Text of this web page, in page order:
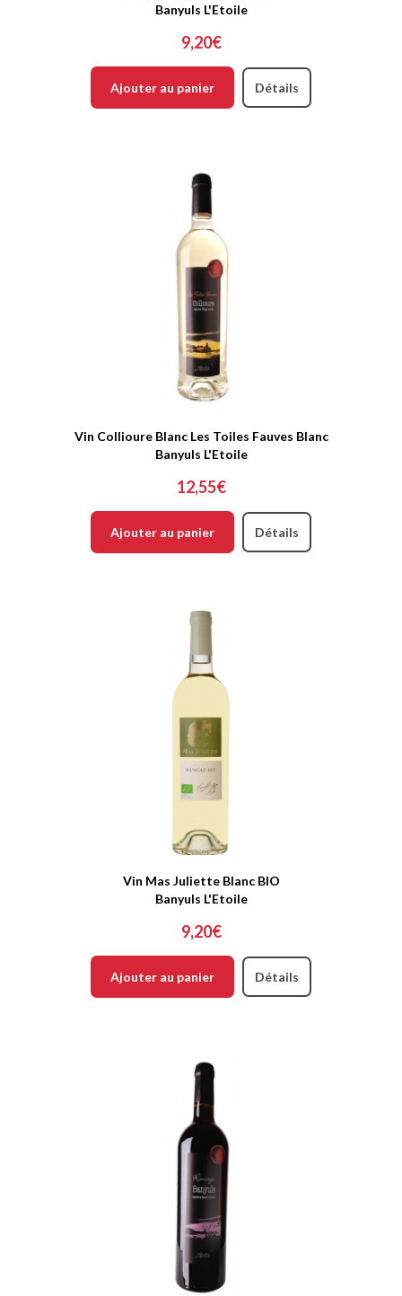
Banyuls L'Etoile
9,20€
Ajouter au panier Détails
Vin Collioure Blanc Les Toiles Fauves Blanc
Banyuls L'Etoile
12,55€
Ajouter au panier Détails
Vin Mas Juliette Blanc BIO
Banyuls L'Etoile
9,20€
Ajouter au panier Détails